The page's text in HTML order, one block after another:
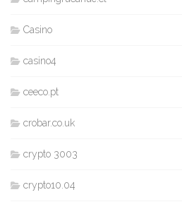
Casino
casino4
ceeco.pt
crobar.co.uk
crypto 3003
crypto10.04